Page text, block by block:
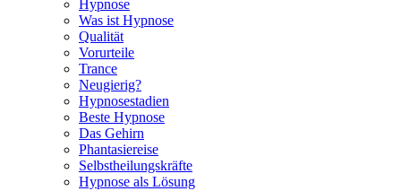
Hypnose
Was ist Hypnose
Qualität
Vorurteile
Trance
Neugierig?
Hypnosestadien
Beste Hypnose
Das Gehirn
Phantasiereise
Selbstheilungskräfte
Hypnose als Lösung